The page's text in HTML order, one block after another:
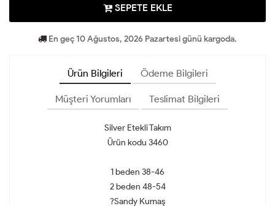
SEPETE EKLE
En geç 10 Ağustos, 2026 Pazartesi günü kargoda.
Ürün Bilgileri Ödeme Bilgileri
Müşteri Yorumları Teslimat Bilgileri
Silver Etekli Takım
Ürün kodu 3460
1 beden 38-46
2 beden 48-54
?Sandy Kumaş